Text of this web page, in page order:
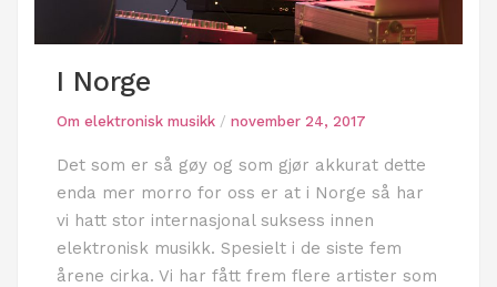
I Norge
Om elektronisk musikk / november 24, 2017
Det som er så gøy og som gjør akkurat dette
enda mer morro for oss er at i Norge så har
vi hatt stor internasjonal suksess innen
elektronisk musikk. Spesielt i de siste fem
årene cirka. Vi har fått frem flere artister som